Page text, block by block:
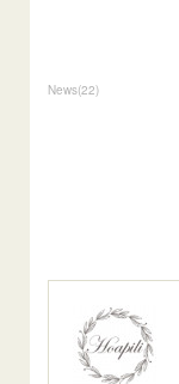
News(22)